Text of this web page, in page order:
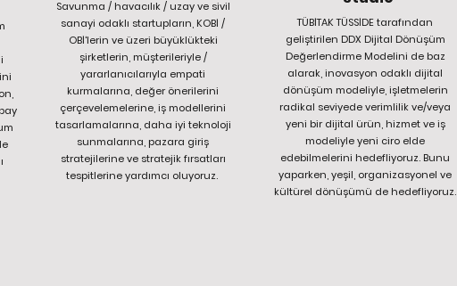
Savunma / havacılık / uzay ve sivil
sanayi odaklı startupların, KOBİ /
OBİ'lerin ve üzeri büyüklükteki
şirketlerin, müşterileriyle /
yararlanıcılarıyla empati
kurmalarına, değer önerilerini
çerçevelemelerine, iş modellerini
tasarlamalarına, daha iyi teknoloji
sunmalarına, pazara giriş
stratejilerine ve stratejik fırsatları
tespitlerine yardımcı oluyoruz.
TÜBİTAK TÜSSİDE tarafından
geliştirilen DDX Dijital Dönüşüm
Değerlendirme Modelini de baz
alarak, inovasyon odaklı dijital
dönüşüm modeliyle, işletmelerin
radikal seviyede verimlilik ve/veya
yeni bir dijital ürün, hizmet ve iş
modeliyle yeni ciro elde
edebilmelerini hedefliyoruz. Bunu
yaparken, yeşil, organizasyonel ve
kültürel dönüşümü de hedefliyoruz.